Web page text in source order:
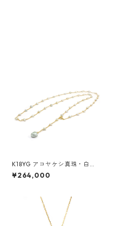
K18YG アコヤケシ真珠・白蝶
ケシ真珠ステーションネック
レス（KR80513）
¥264,000